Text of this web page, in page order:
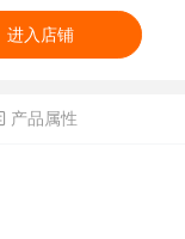
进入店铺
产品属性